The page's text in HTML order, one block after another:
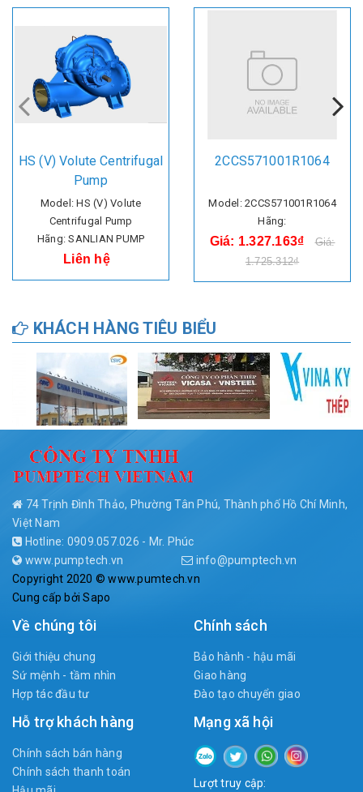
HS (V) Volute Centrifugal
Pump
Model: HS (V) Volute
Centrifugal Pump
Hãng: SANLIAN PUMP
Liên hệ
2CCS571001R1064
Model: 2CCS571001R1064
Hãng:
Giá: 1.327.163₫
Giá:
1.725.312₫
KHÁCH HÀNG TIÊU BIỂU
74 Trịnh Đình Thảo, Phường Tân Phú, Thành phố Hồ Chí Minh,
Việt Nam
Hotline: 0909.057.026 - Mr. Phúc
www.pumptech.vn
info@pumptech.vn
Copyright 2020 © www.pumtech.vn
Cung cấp bởiSapo
Về chúng tôi
Giới thiệu chung
Sứ mệnh - tầm nhìn
Hợp tác đầu tư
Chính sách
Bảo hành - hậu mãi
Giao hàng
Đào tạo chuyển giao
Hỗ trợ khách hàng
Chính sách bán hàng
Chính sách thanh toán
Mạng xã hội
Lượt truy cập: